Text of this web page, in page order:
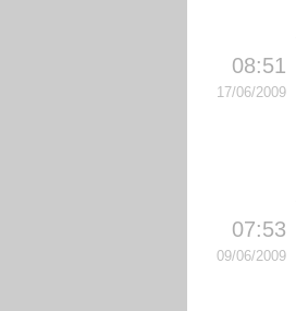
08:51
17/06/2009
07:53
09/06/2009